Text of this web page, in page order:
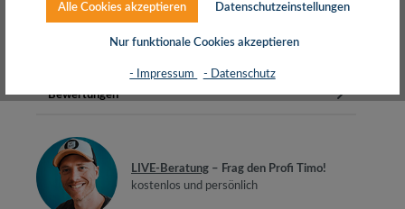
H05VV-F3G 3x 1,0 mm²Geeignet für…
Bewertungen
LIVE-Beratung – Frag den Profi Timo!
kostenlos und persönlich
Alle Cookies akzeptieren Datenschutzeinstellungen
Nur funktionale Cookies akzeptieren
- Impressum - Datenschutz